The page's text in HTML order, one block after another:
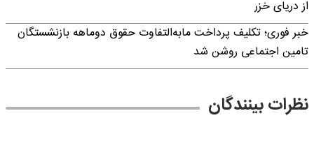
از دریای خزر
خبر فوری؛ تکلیف پرداخت مابه‌التفاوت حقوق دوماهه بازنشستگان
تامین اجتماعی روشن شد
نظرات بینندگان